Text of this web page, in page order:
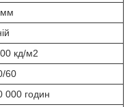
кд/м2
60
000 годин